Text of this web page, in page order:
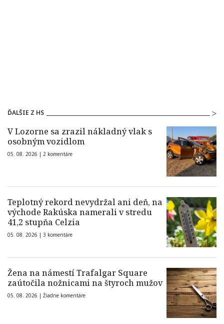
ĎALŠIE Z HS
V Lozorne sa zrazil nákladný vlak s
osobným vozidlom
05. 08. 2026 | 2 komentáre
Teplotný rekord nevydržal ani deň, na
východe Rakúska namerali v stredu
41,2 stupňa Celzia
05. 08. 2026 | 3 komentáre
Žena na námestí Trafalgar Square
zaútočila nožnicami na štyroch mužov
05. 08. 2026 | Žiadne komentáre